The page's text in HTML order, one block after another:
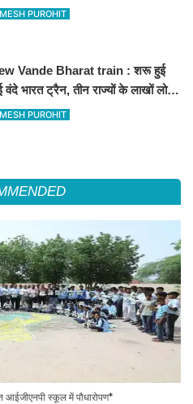
सर्विस से तुरंत घायल पहुंचेगा
PUROHIT
Vande Bharat train : शरू हुई
वंदे भारत ट्रैन, तीन राज्यों के लाखों लोगों
सफर होगा आसान, देखें पूरा रूटमैप
PUROHIT
आईजीएनपी स्कूल में पौधारोपण*